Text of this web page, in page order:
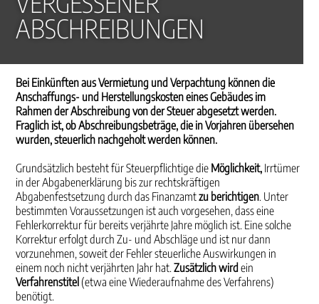
ABSCHREIBUNGEN
Bei Einkünften aus Vermietung und Verpachtung können die
Anschaffungs- und Herstellungskosten eines Gebäudes im
Rahmen der Abschreibung von der Steuer abgesetzt werden.
Fraglich ist, ob Abschreibungsbeträge, die in Vorjahren übersehen
wurden, steuerlich nachgeholt werden können.
Grundsätzlich besteht für Steuerpflichtige die Möglichkeit, Irrtümer
in der Abgabenerklärung bis zur rechtskräftigen
Abgabenfestsetzung durch das Finanzamtzu berichtigen. Unter
bestimmten Voraussetzungen ist auch vorgesehen, dass eine
Fehlerkorrektur für bereits verjährte Jahre möglich ist. Eine solche
Korrektur erfolgt durch Zu- und Abschläge und ist nur dann
vorzunehmen, soweit der Fehler steuerliche Auswirkungen in
einem noch nicht verjährten Jahr hat.Zusätzlich wird ein
Verfahrenstitel (etwa eine Wiederaufnahme des Verfahrens)
benötigt.